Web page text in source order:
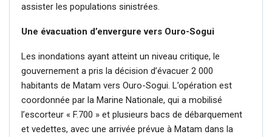
assister les populations sinistrées.
Une évacuation d’envergure vers Ouro-Sogui
Les inondations ayant atteint un niveau critique, le
gouvernement a pris la décision d’évacuer 2 000
habitants de Matam vers Ouro-Sogui. L’opération est
coordonnée par la Marine Nationale, qui a mobilisé
l’escorteur « F.700 » et plusieurs bacs de débarquement
et vedettes, avec une arrivée prévue à Matam dans la